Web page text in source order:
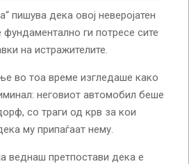
пишува дека овој неверојатен
фундаментално ги потресе сите
на истражителите.
во тоа време изгледаше како
неговиот автомобил беше
со траги од крв за кои
му припаѓаат нему.
веднаш претпостави дека е